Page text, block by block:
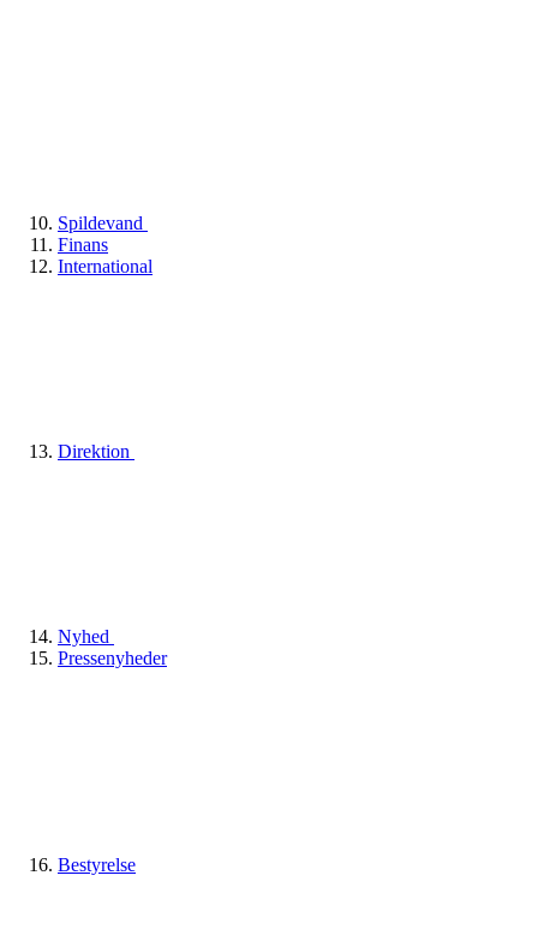
Spildevand
Finans
International
Direktion
Nyhed
Pressenyheder
Bestyrelse